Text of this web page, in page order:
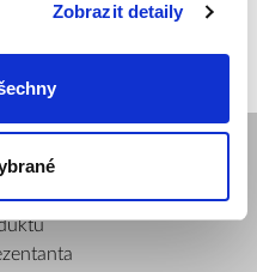
Zobrazit detaily